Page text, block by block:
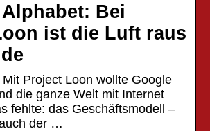
Bei
ist die Luft raus
Project Loon wollte Google
die ganze Welt mit Internet
fehlte: das Geschäftsmodell –
der …